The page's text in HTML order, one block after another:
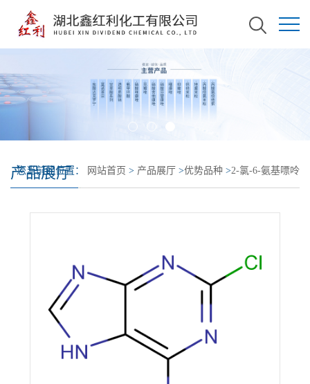
产品展厅
您当前的位置： 网站首页 > 产品展厅 >优势品种 >2-氯-6-氨基嘌呤